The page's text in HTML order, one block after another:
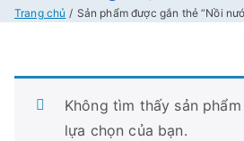
tại
Trang chủ Sản phẩm được gắn thẻ “Nồi
Không tìm thấy sản
lựa chọn của bạn.